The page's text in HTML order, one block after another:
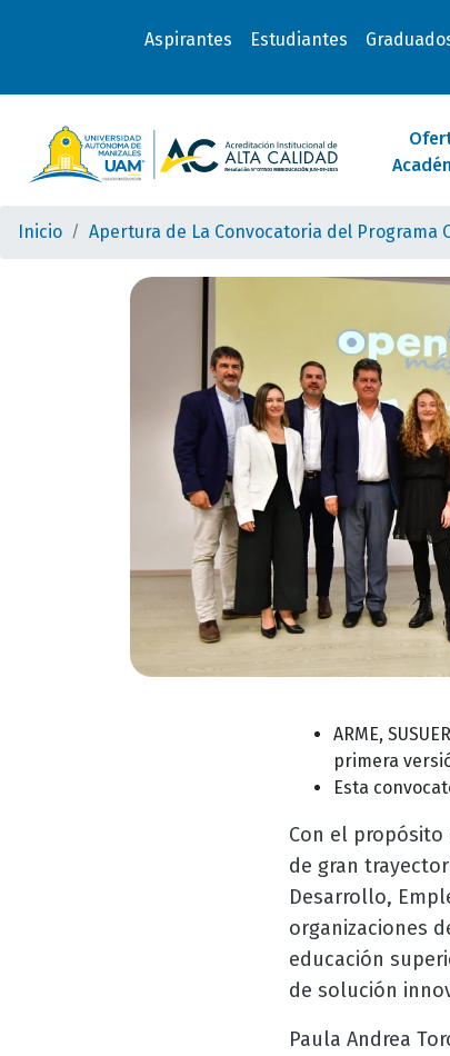
Aspirantes Estudiantes
Inicio Apertura de La Convocatoria del Programa
ARME,
primera
Esta
Con el
de gran
Desarrollo,
organizaciones
educación
de solución
Paula Andrea